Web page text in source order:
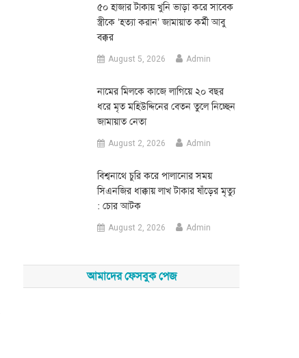
৫০ হাজার টাকায় খুনি ভাড়া করে সাবেক
স্ত্রীকে ‘হত্যা করান’ জামায়াত কর্মী আবু
বক্কর
August 5, 2026 Admin
নামের মিলকে কাজে লাগিয়ে ২০ বছর
ধরে মৃত মহিউদ্দিনের বেতন তুলে নিচ্ছেন
জামায়াত নেতা
August 2, 2026 Admin
‎বিশ্বনাথে চুরি করে পালানোর সময়
সিএনজির ধাক্কায় লাখ টাকার ষাঁড়ের মৃত্যু
: চোর আটক
August 2, 2026 Admin
আমাদের ফেসবুক পেজ